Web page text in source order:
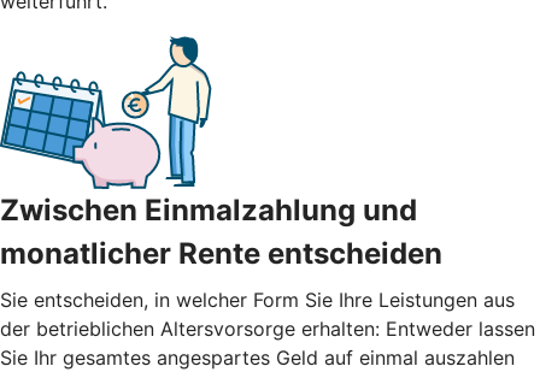
Zwischen Einmalzahlung und
monatlicher Rente entscheiden
Sie entscheiden, in welcher Form Sie Ihre Leistungen aus
der betrieblichen Altersvorsorge erhalten: Entweder lassen
Sie Ihr gesamtes angespartes Geld auf einmal auszahlen